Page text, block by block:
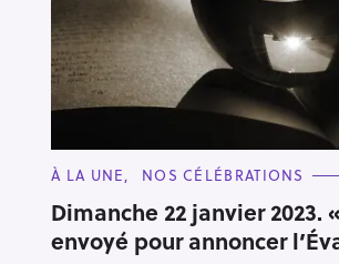
C
T
E
G
O
À LA UNE NOS CÉLÉBRATIONS
Dimanche 22 janvier 2023.
envoyé pour annoncer